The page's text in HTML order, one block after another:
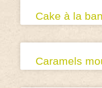
Cake à la
Caramels